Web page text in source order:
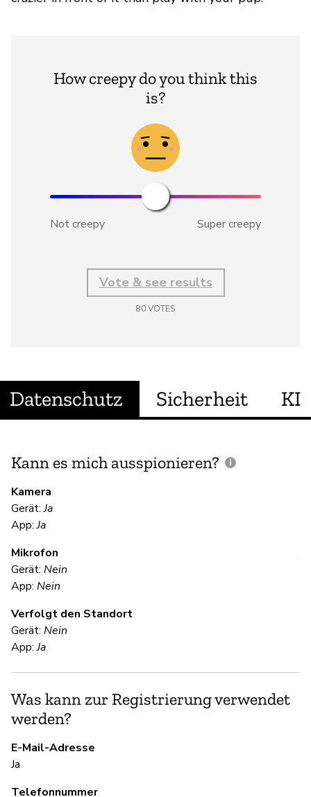
How creepy do you think this
is?
Not creepy Super creepy
Vote & see results
80VOTES
Datenschutz Sicherheit KI
Kann es mich ausspionieren?
Kamera
Gerät:Ja
App:Ja
Mikrofon
Gerät: Nein
App: Nein
Verfolgt den Standort
Gerät: Nein
App:Ja
Was kann zur Registrierung verwendet
werden?
E-Mail-Adresse
Ja
Telefonnummer